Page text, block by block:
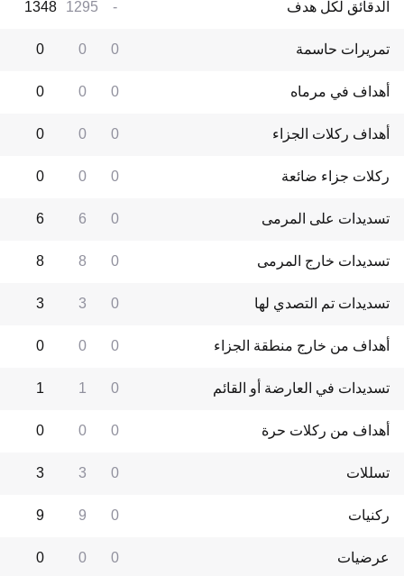
الدقائق لكل هدف -
1295
1348
تمريرات حاسمة 0
0
0
أهداف في مرماه 0
0
0
أهداف ركلات الجزاء 0
0
0
ركلات جزاء ضائعة 0
0
0
تسديدات على المرمى 0
6
6
تسديدات خارج المرمى 0
8
8
تسديدات تم التصدي لها 0
3
3
أهداف من خارج منطقة الجزاء 0
0
0
تسديدات في العارضة أو القائم 0
1
1
أهداف من ركلات حرة 0
0
0
تسللات 0
3
3
ركنيات 0
9
9
عرضيات 0
0
0